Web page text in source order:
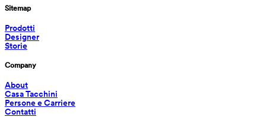
Sitemap
Prodotti
Designer
Storie
Company
About
Casa Tacchini
Persone e Carriere
Contatti